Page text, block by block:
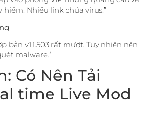
hiểm. Nhiều link chứa virus.”
bản v1.1.503 rất mượt. Tuy nhiên nên
malware.”
Có Nên Tải
time Live Mod